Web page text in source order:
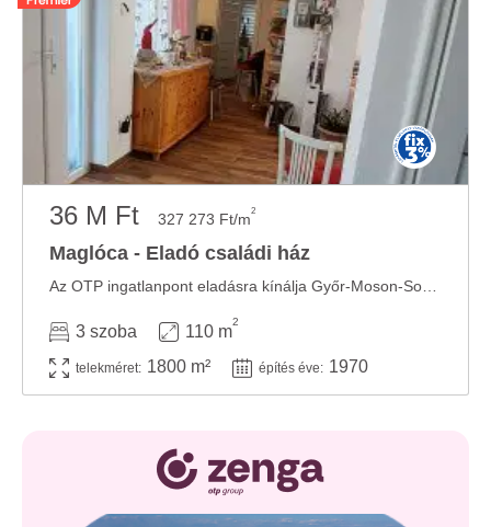
36 M Ft 327 273 Ft/m2
Maglóca - Eladó családi ház
3 szoba 110 m
2
telekméret: 1800 m² építés éve: 1970